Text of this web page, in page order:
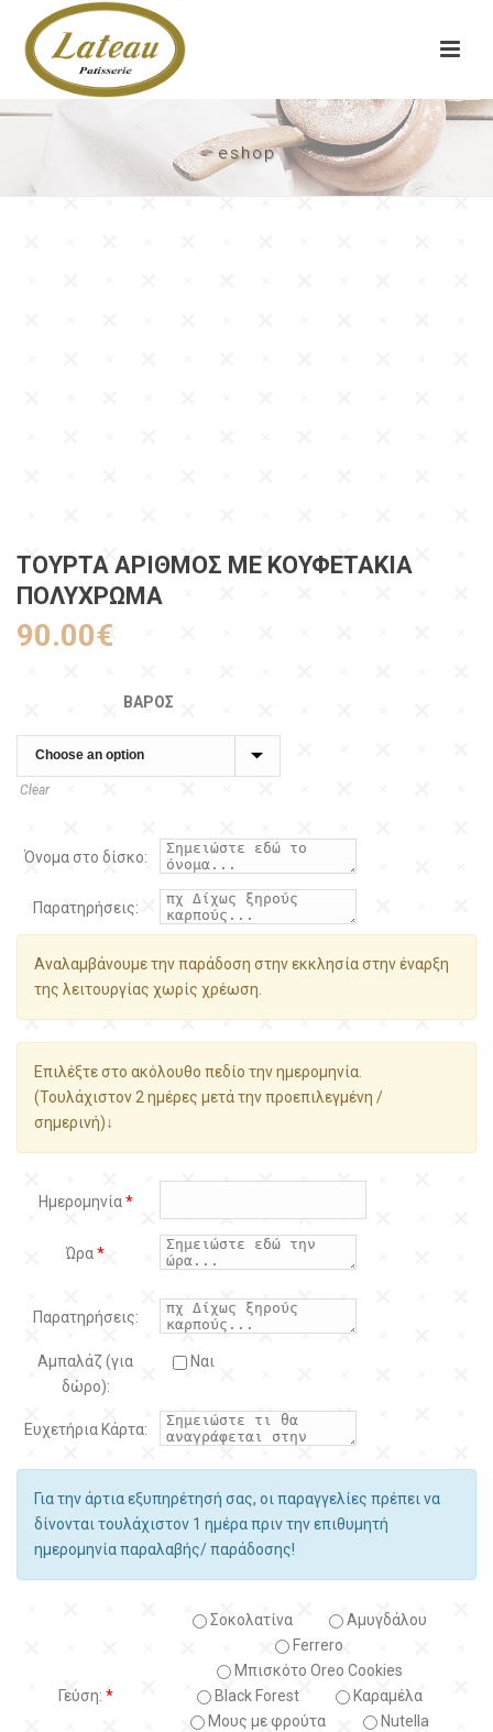
eshop
ΤΟΥΡΤΑ ΑΡΙΘΜΟΣ ΜΕ ΚΟΥΦΕΤΑΚΙΑ
ΠΟΛΥΧΡΩΜΑ
90.00€
ΒΆΡΟΣ
Clear
Όνομα στο δίσκο:
Παρατηρήσεις:
Αναλαμβάνουμε την παράδοση στην εκκλησία στην έναρξη
της λειτουργίας χωρίς χρέωση.
Επιλέξτε στο ακόλουθο πεδίο την ημερομηνία.
(Τουλάχιστον 2 ημέρες μετά την προεπιλεγμένη /
σημερινή)↓
Ημερομηνία*
Ώρα*
Παρατηρήσεις:
Αμπαλάζ (για
δώρο):
Ναι
Ευχετήρια Κάρτα:
Για την άρτια εξυπηρέτησή σας, οι παραγγελίες πρέπει να
δίνονται τουλάχιστον 1 ημέρα πριν την επιθυμητή
ημερομηνία παραλαβής/ παράδοσης!
Γεύση: *
Σοκολατίνα
Αμυγδάλου
Ferrero
Μπισκότο Oreo Cookies
Black Forest
Kαραμέλα
Μους με φρούτα
Nutella